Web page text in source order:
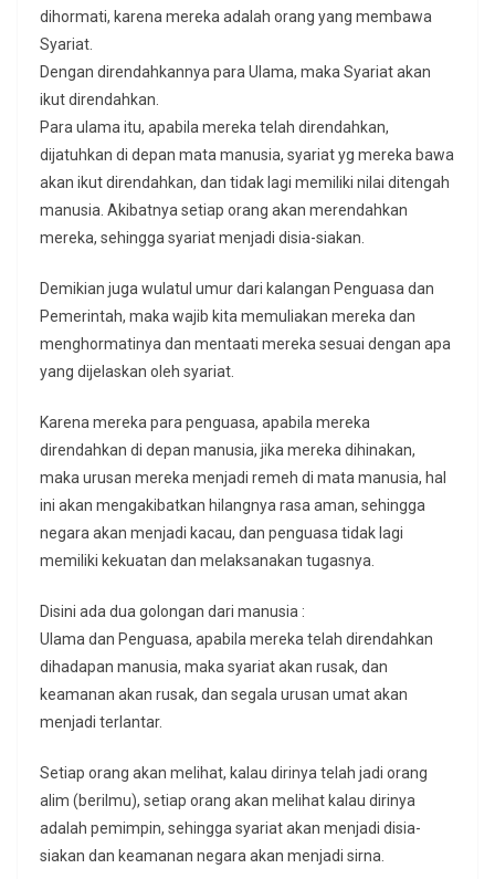
dihormati, karena mereka adalah orang yang membawa
Syariat.
Dengan direndahkannya para Ulama, maka Syariat akan
ikut direndahkan.
Para ulama itu, apabila mereka telah direndahkan,
dijatuhkan di depan mata manusia, syariat yg mereka bawa
akan ikut direndahkan, dan tidak lagi memiliki nilai ditengah
manusia. Akibatnya setiap orang akan merendahkan
mereka, sehingga syariat menjadi disia-siakan.
Demikian juga wulatul umur dari kalangan Penguasa dan
Pemerintah, maka wajib kita memuliakan mereka dan
menghormatinya dan mentaati mereka sesuai dengan apa
yang dijelaskan oleh syariat.
Karena mereka para penguasa, apabila mereka
direndahkan di depan manusia, jika mereka dihinakan,
maka urusan mereka menjadi remeh di mata manusia, hal
ini akan mengakibatkan hilangnya rasa aman, sehingga
negara akan menjadi kacau, dan penguasa tidak lagi
memiliki kekuatan dan melaksanakan tugasnya.
Disini ada dua golongan dari manusia :
Ulama dan Penguasa, apabila mereka telah direndahkan
dihadapan manusia, maka syariat akan rusak, dan
keamanan akan rusak, dan segala urusan umat akan
menjadi terlantar.
Setiap orang akan melihat, kalau dirinya telah jadi orang
alim (berilmu), setiap orang akan melihat kalau dirinya
adalah pemimpin, sehingga syariat akan menjadi disia-
siakan dan keamanan negara akan menjadi sirna.